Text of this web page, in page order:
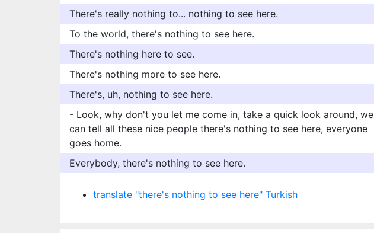
There's really nothing to... nothing to see here.
To the world, there's nothing to see here.
There's nothing here to see.
There's nothing more to see here.
There's, uh, nothing to see here.
- Look, why don't you let me come in, take a quick look around, we
can tell all these nice people there's nothing to see here, everyone
goes home.
Everybody, there's nothing to see here.
translate "there's nothing to see here" Turkish